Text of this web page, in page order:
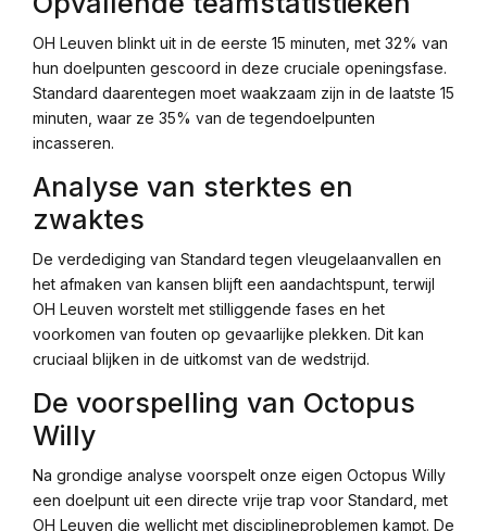
OH Leuven blinkt uit in de eerste 15 minuten, met 32% van
hun doelpunten gescoord in deze cruciale openingsfase.
Standard daarentegen moet waakzaam zijn in de laatste 15
minuten, waar ze 35% van de tegendoelpunten
incasseren.
Analyse van sterktes en
zwaktes
De verdediging van Standard tegen vleugelaanvallen en
het afmaken van kansen blijft een aandachtspunt, terwijl
OH Leuven worstelt met stilliggende fases en het
voorkomen van fouten op gevaarlijke plekken. Dit kan
cruciaal blijken in de uitkomst van de wedstrijd.
De voorspelling van Octopus
Willy
Na grondige analyse voorspelt onze eigen Octopus Willy
een doelpunt uit een directe vrije trap voor Standard, met
OH Leuven die wellicht met disciplineproblemen kampt. De